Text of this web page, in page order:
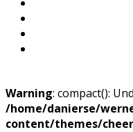
Warning: compact():
/home/danierse/
content/themes/